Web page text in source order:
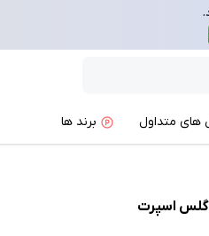
متداول برند ها
گلس اسپرت